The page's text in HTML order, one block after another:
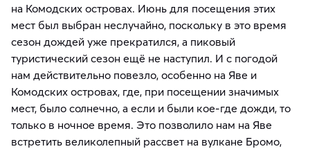
на Комодских островах. Июнь для посещения этих
мест был выбран неслучайно, поскольку в это время
сезон дождей уже прекратился, а пиковый
туристический сезон ещё не наступил. И с погодой
нам действительно повезло, особенно на Яве и
Комодских островах, где, при посещении значимых
мест, было солнечно, а если и были кое-где дожди, то
только в ночное время. Это позволило нам на Яве
встретить великолепный рассвет на вулкане Бромо,